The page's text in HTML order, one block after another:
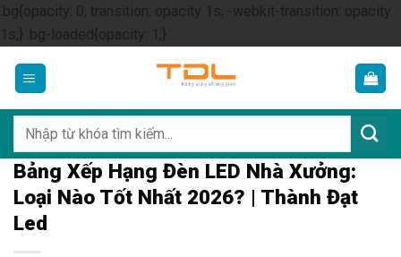
.bg{opacity: 0; transition: opacity 1s; -webkit-transition: opacity
1s;} .bg-loaded{opacity: 1;}Skip
content
kiếm:
Bảng Xếp Hạng Đèn LED Nhà Xưởng:
Loại Nào Tốt Nhất 2026? | Thành Đạt
Led